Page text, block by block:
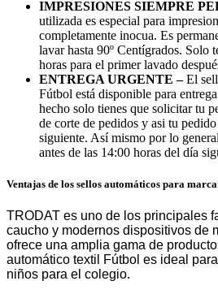
IMPRESIONES SIEMPRE
utilizada es especial para
completamente inocua. Es
lavar hasta 90º Centígrados. Solo
horas para el primer lavado
ENTREGA URGENTE –El
Fútbol está disponible para
hecho solo tienes que solicitar tu
de corte de pedidos y asi tu
siguiente. Así mismo por lo
antes de las 14:00 horas del día
Ventajas de los sellos automáticos para
TRODAT es uno de los principales
caucho y modernos dispositivos de
ofrece una amplia gama de
automático textil Fútbol es ideal
niños para el colegio.